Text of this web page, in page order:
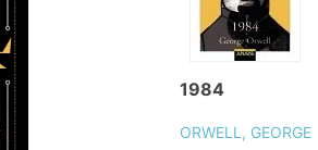
1984
ORWELL, GEORGE